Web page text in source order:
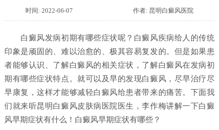
时间: 2022-06-07 作者: 昆明白癜风医院
白癜风发病初期有哪些症状呢？ 白癜风疾病给人的传统
印象是顽固的、难以治愈的、极其容易复发的。但是如果患
者能够认识、了解白癜风的相关症状，了解白癜风在发病初
期有哪些症状特点。就可以及早的发现白癜风，尽早治疗尽
早康复，这样才能够减轻白癜风给患者带来的痛苦。下面我
们就来听昆明白癜风皮肤病医院医生，李作梅讲解一下白癜
风早期症状有什么！白癜风早期症状有哪些？